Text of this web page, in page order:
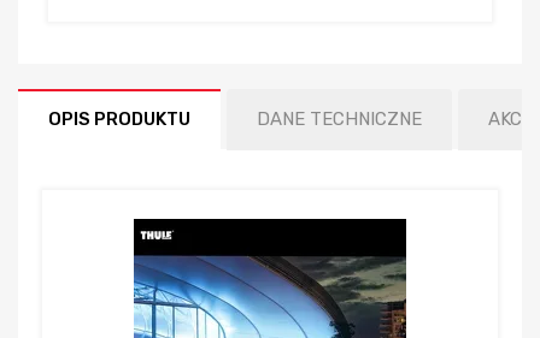
OPIS PRODUKTU DANE TECHNICZNE